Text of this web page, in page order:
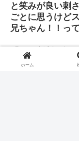
と笑みが良い刺
ごとに思うけど
兄ちゃん！！っ
「その判断に振
自分の立ち位置
ホーム